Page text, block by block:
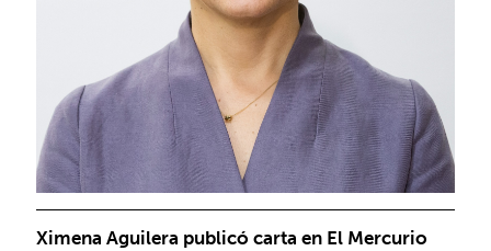
Ximena Aguilera publicó carta en El Mercurio